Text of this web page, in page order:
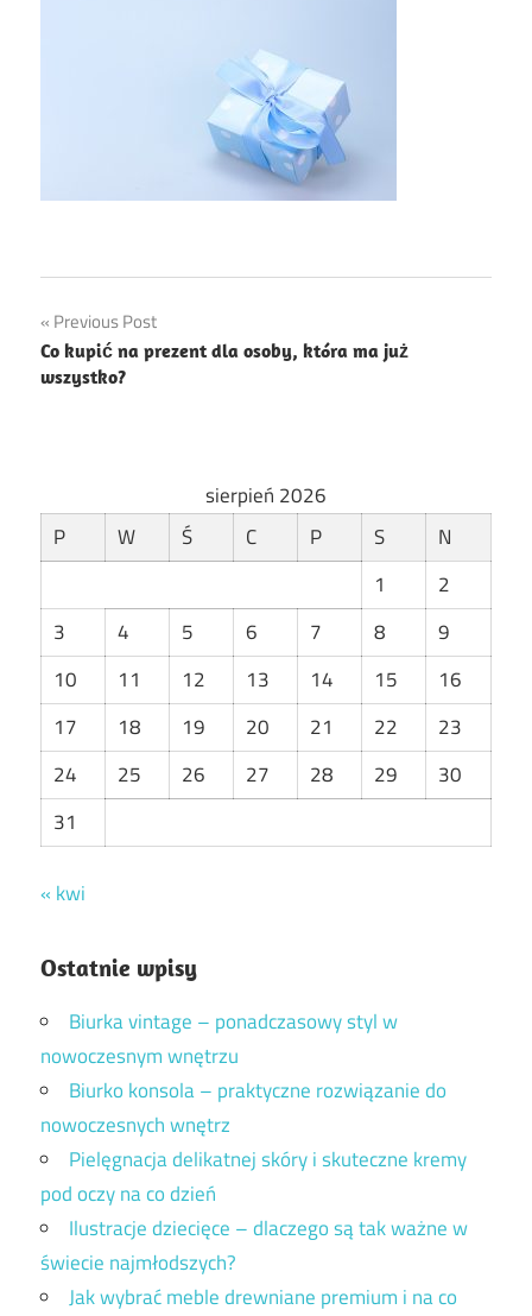
Nawigacja
wpisu
Previous Post
Co kupić na prezent dla osoby, która ma już
wszystko?
sierpień 2026
P
W Ś C P S
N
1
2
3
4 5 6 7 8
9
10
11 12 13 14 15
16
17
18 19 20 21 22
23
24
25 26 27 28 29
30
31
« kwi
Ostatnie wpisy
Biurka vintage – ponadczasowy styl w
nowoczesnym wnętrzu
Biurko konsola – praktyczne rozwiązanie do
nowoczesnych wnętrz
Pielęgnacja delikatnej skóry i skuteczne kremy
pod oczy na co dzień
Ilustracje dziecięce – dlaczego są tak ważne w
świecie najmłodszych?
Jak wybrać meble drewniane premium i na co